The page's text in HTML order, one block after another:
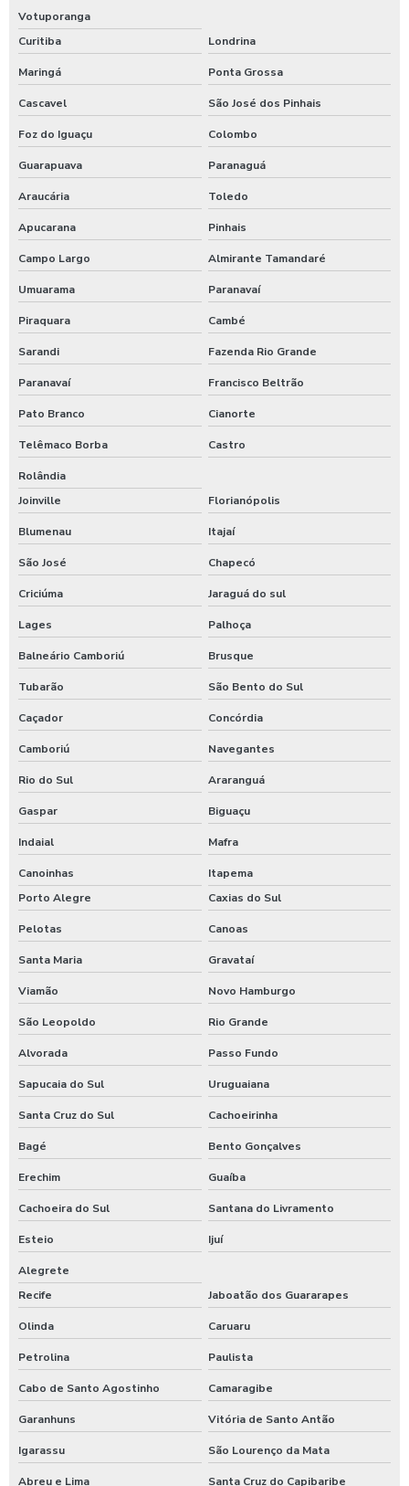
Votuporanga
Curitiba
Londrina
Maringá Ponta Grossa
Cascavel São José dos Pinhais
Foz do Iguaçu Colombo
Guarapuava Paranaguá
Araucária Toledo
Apucarana Pinhais
Campo Largo Almirante Tamandaré
Umuarama Paranavaí
Piraquara Cambé
Sarandi Fazenda Rio Grande
Paranavaí Francisco Beltrão
Pato Branco Cianorte
Telêmaco Borba Castro
Rolândia
Joinville
Florianópolis
Blumenau Itajaí
São José Chapecó
Criciúma Jaraguá do sul
Lages Palhoça
Balneário Camboriú Brusque
Tubarão São Bento do Sul
Caçador Concórdia
Camboriú Navegantes
Rio do Sul Araranguá
Gaspar Biguaçu
Indaial Mafra
Canoinhas
Itapema
Porto Alegre
Caxias do Sul
Pelotas Canoas
Santa Maria Gravataí
Viamão Novo Hamburgo
São Leopoldo Rio Grande
Alvorada Passo Fundo
Sapucaia do Sul Uruguaiana
Santa Cruz do Sul Cachoeirinha
Bagé Bento Gonçalves
Erechim Guaíba
Cachoeira do Sul Santana do Livramento
Esteio Ijuí
Alegrete
Recife
Jaboatão dos Guararapes
Olinda Caruaru
Petrolina Paulista
Cabo de Santo Agostinho Camaragibe
Garanhuns Vitória de Santo Antão
Igarassu São Lourenço da Mata
Abreu e Lima Santa Cruz do Capibaribe